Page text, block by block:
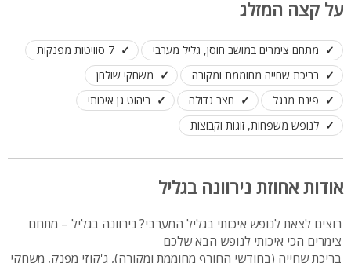
על קצה המזלג
מתחם צימרים במושב חוסן, גליל מערבי
7 סוויטות מפנקות
בריכת שחייה מחוממת ומקורה
משחקי שולחן
פינת מנגל
חצר גדולה
ריהוט גן איכותי
לנופש משפחות, זוגות וקבוצות
אודות אחוזת נירוונה בגליל
רוצים לצאת לנופש איכותי בגליל המערבי? נירוונה בגליל – מתחם
צימרים הכי איכותי לנופש הבא שלכם
בריכת שחייה (בחודשי החורף מחוממת ומקורה), ג'קוזי מפנק, משחקי